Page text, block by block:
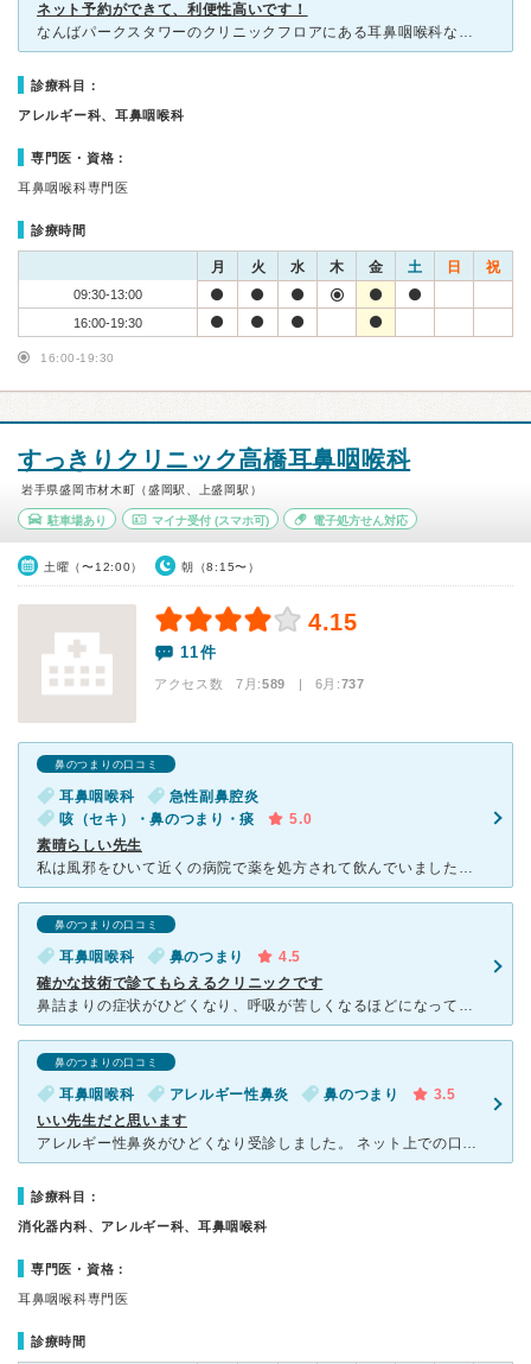
ネット予約ができて、利便性高いです！
なんばパークスタワーのクリニックフロアにある耳鼻咽喉科なので、会社帰りの通院にはとても便利です。 再診ではネットで予約も出来るので、退社後の移動中に予約が出来たりと、待ち時間があまり長くならないとこ
診療科目：
アレルギー科、耳鼻咽喉科
専門医・資格：
耳鼻咽喉科専門医
診療時間
月 火 水 木 金 土 日 祝
09:30-13:00
16:00-19:30
16:00-19:30
すっきりクリニック高橋耳鼻咽喉科
岩手県盛岡市材木町（盛岡駅、上盛岡駅）
駐車場あり マイナ受付(スマホ可) 電子処方せん対応
土曜（〜12:00） 朝（8:15〜）
4.15
11件
アクセス数 7月:589 | 6月:737
鼻のつまりの口コミ
耳鼻咽喉科
急性副鼻腔炎
咳（セキ）・鼻のつまり・痰
5.0
素晴らしい先生
私は風邪をひいて近くの病院で薬を処方されて飲んでいましたが、なかなか治らず熱も定期的に出て何か？別の病気が潜んでいると思い頭痛倦怠感今まで経験した事がない症状でした。口コミのいい所で診察して頂きたいと
鼻のつまりの口コミ
耳鼻咽喉科 鼻のつまり
4.5
確かな技術で診てもらえるクリニックです
鼻詰まりの症状がひどくなり、呼吸が苦しくなるほどになってしまったのでこちらに通院しました。 先生に専用の器具で鼻を診ていただき、治療用の点鼻薬を処方してもらいました。また、院内での吸引治療も通院
鼻のつまりの口コミ
耳鼻咽喉科 アレルギー性鼻炎 鼻のつまり
3.5
いい先生だと思います
アレルギー性鼻炎がひどくなり受診しました。 ネット上での口コミ良かったですが、行ってみても評判通りだったと思います。 やはり混んではいますが、割りとすぐに自分の診察の番が来たように思います。
診療科目：
消化器内科、アレルギー科、耳鼻咽喉科
専門医・資格：
耳鼻咽喉科専門医
診療時間